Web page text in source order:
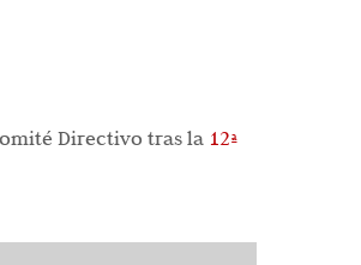
Directivo tras la 12ª